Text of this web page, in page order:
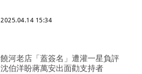
2025.04.14 15:34
饒河老店「蓋簽名」遭灌一星負評
沈伯洋盼蔣萬安出面勸支持者